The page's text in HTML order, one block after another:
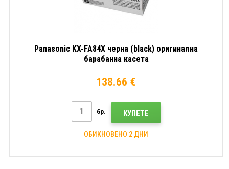
Panasonic KX-FA84X черна (black) оригинална
барабанна касета
138.66 €
бр. КУПЕТЕ
ОБИКНОВЕНО 2 ДНИ